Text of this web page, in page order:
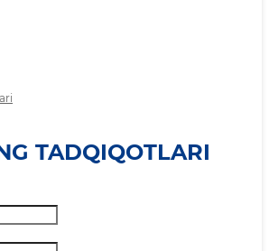
TADQIQOTLARI